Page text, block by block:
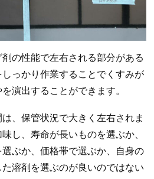
の性能で左右される部分がある
っかり作業することでくすみが
演出することができます。
、保管状況で大きく左右されま
し、寿命が長いものを選ぶか、
ぶか、価格帯で選ぶか、自身の
溶剤を選ぶのが良いのではない